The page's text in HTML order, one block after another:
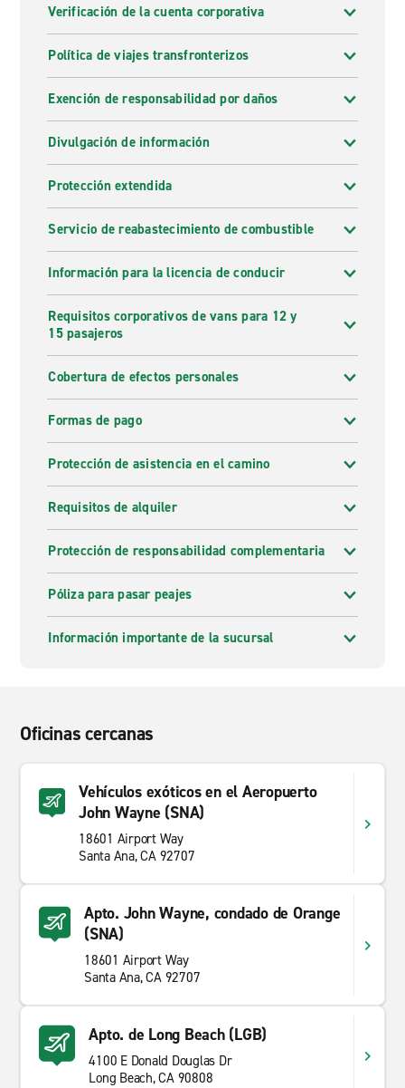
Verificación de la cuenta corporativa
Política de viajes transfronterizos
Exención de responsabilidad por daños
Divulgación de información
Protección extendida
Servicio de reabastecimiento de combustible
Información para la licencia de conducir
Requisitos corporativos de vans para 12 y
15 pasajeros
Cobertura de efectos personales
Formas de pago
Protección de asistencia en el camino
Requisitos de alquiler
Protección de responsabilidad complementaria
Póliza para pasar peajes
Información importante de la sucursal
Oficinas cercanas
Vehículos exóticos en el Aeropuerto
John Wayne (SNA)
18601 Airport Way
Santa Ana, CA 92707
Apto. John Wayne, condado de Orange
(SNA)
18601 Airport Way
Santa Ana, CA 92707
Apto. de Long Beach (LGB)
4100 E Donald Douglas Dr
Long Beach, CA 90808